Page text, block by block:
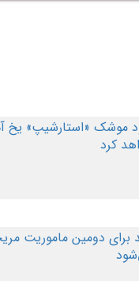
موشک «استارشیپ» یخ
کرد
برای دومین ماموریت